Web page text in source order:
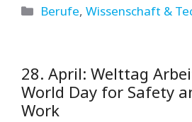
Kategorien
Berufe,Wissenschaft &
28. April: Welttag
World Day for Safety
Work